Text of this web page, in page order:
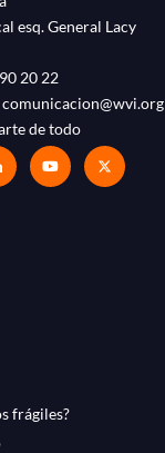
esq. General Lacy
20 22
comunicacion@wvi.org
de todo
frágiles?